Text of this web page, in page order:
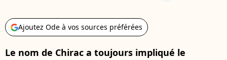
Ajoutez Ode à vos sources préférées
Le nom de Chirac a toujours impliqué le